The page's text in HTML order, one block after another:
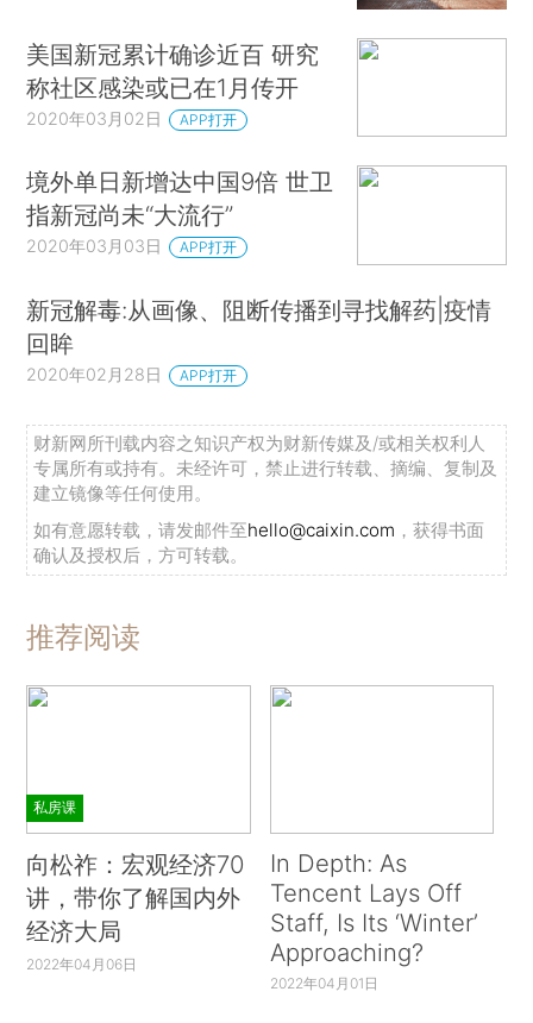
美国新冠累计确诊近百 研究
称社区感染或已在1月传开
2020年03月02日 APP打开
境外单日新增达中国9倍 世卫
指新冠尚未“大流行”
2020年03月03日 APP打开
新冠解毒:从画像、阻断传播到寻找解药|疫情
回眸
2020年02月28日 APP打开
财新网所刊载内容之知识产权为财新传媒及/或相关权利人
专属所有或持有。未经许可，禁止进行转载、摘编、复制及
建立镜像等任何使用。
如有意愿转载，请发邮件至hello@caixin.com ，获得书面
确认及授权后，方可转载。
推荐阅读
私房课
向松祚：宏观经济70
讲，带你了解国内外
经济大局
2022年04月06日
In Depth: As
Tencent Lays Off
Staff, Is Its ‘Winter’
Approaching?
2022年04月01日